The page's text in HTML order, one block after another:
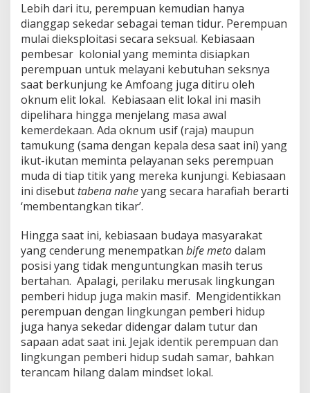
Lebih dari itu, perempuan kemudian hanya
dianggap sekedar sebagai teman tidur. Perempuan
mulai dieksploitasi secara seksual. Kebiasaan
pembesar kolonial yang meminta disiapkan
perempuan untuk melayani kebutuhan seksnya
saat berkunjung ke Amfoang juga ditiru oleh
oknum elit lokal. Kebiasaan elit lokal ini masih
dipelihara hingga menjelang masa awal
kemerdekaan. Ada oknum usif (raja) maupun
tamukung (sama dengan kepala desa saat ini) yang
ikut-ikutan meminta pelayanan seks perempuan
muda di tiap titik yang mereka kunjungi. Kebiasaan
ini disebut tabena naheyang secara harafiah berarti
‘membentangkan tikar’.
Hingga saat ini, kebiasaan budaya masyarakat
yang cenderung menempatkan bife metodalam
posisi yang tidak menguntungkan masih terus
bertahan. Apalagi, perilaku merusak lingkungan
pemberi hidup juga makin masif. Mengidentikkan
perempuan dengan lingkungan pemberi hidup
juga hanya sekedar didengar dalam tutur dan
sapaan adat saat ini. Jejak identik perempuan dan
lingkungan pemberi hidup sudah samar, bahkan
terancam hilang dalam mindset lokal.